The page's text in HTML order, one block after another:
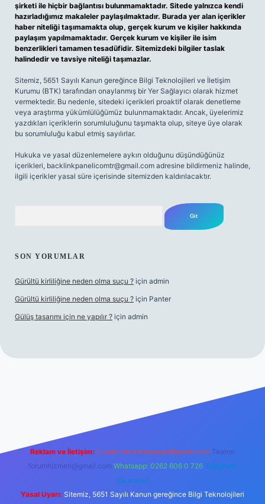
şirketi ile hiçbir bağlantısı bulunmamaktadır. Sitede yalnızca kendi
hazırladığımız makaleler paylaşılmaktadır. Burada yer alan içerikler
haber niteliği taşımamakta olup, gerçek kurum ve kişiler hakkında
paylaşım yapılmamaktadır. Gerçek kurum ve kişiler ile isim
benzerlikleri tamamen tesadüfidir. Sitemizdeki bilgiler taslak
halindedir ve tavsiye niteliği taşımazlar.
Sitemiz, 5651 Sayılı Kanun gereğince Bilgi Teknolojileri ve İletişim
Kurumu (BTK) tarafından onaylanmış bir Yer Sağlayıcı olarak hizmet
vermektedir. Bu nedenle, sitedeki içerikleri proaktif olarak denetleme
veya araştırma yükümlülüğümüz bulunmamaktadır. Ancak, üyelerimiz
yazdıkları içeriklerin sorumluluğunu taşımakta olup, siteye üye olarak
bu sorumluluğu kabul etmiş sayılırlar.
Hukuka ve yasal düzenlemelere aykırı olduğunu düşündüğünüz
içerikleri, backlinkpanelicomtr@gmail.com adresine bildirmeniz halinde,
ilgili içerikler yasal süre içerisinde sitemizden kaldırılacaktır.
SON YORUMLAR
Gürültü kirliliğine neden olma suçu ? için admin
Gürültü kirliliğine neden olma suçu ? için Panter
Gülüş tasarımı için ne yapılır ? için admin
Reklam ve İletişim: E-mail: backlinkpaneli@gmail.com Teams:
forumhizmeti@gmail.com Whatsapp: 0262 606 0 726 Telegram:
@karabul
Yasal Uyarı: Sitemiz, 5651 Sayılı Kanun gereğince Bilgi Teknolojileri